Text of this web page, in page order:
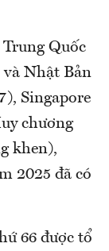
Quốc
và Nhật Bản
Singapore
chương
khen),
2025 đã có
66 được tổ